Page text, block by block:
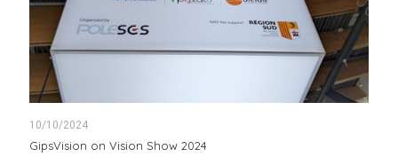
10/10/2024
GipsVision on Vision Show 2024